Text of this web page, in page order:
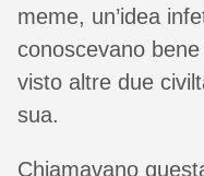
meme, un’idea
conoscevano
visto altre due
sua.
Chiamavano